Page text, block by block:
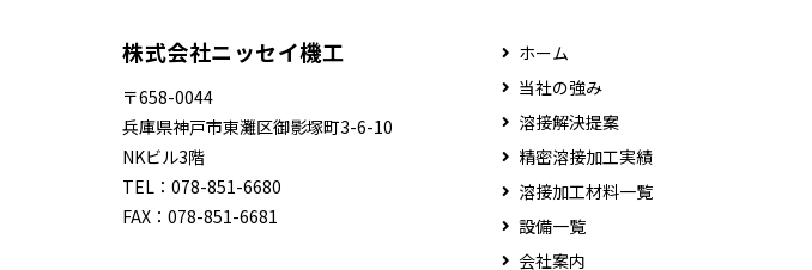
株式会社ニッセイ機工
〒658-0044
兵庫県神戸市東灘区御影塚町3-6-10
NKビル3階
TEL： 078-851-6680
FAX： 078-851-6681
ホーム
当社の強み
溶接解決提案
精密溶接加工実績
溶接加工材料一覧
設備一覧
会社案内